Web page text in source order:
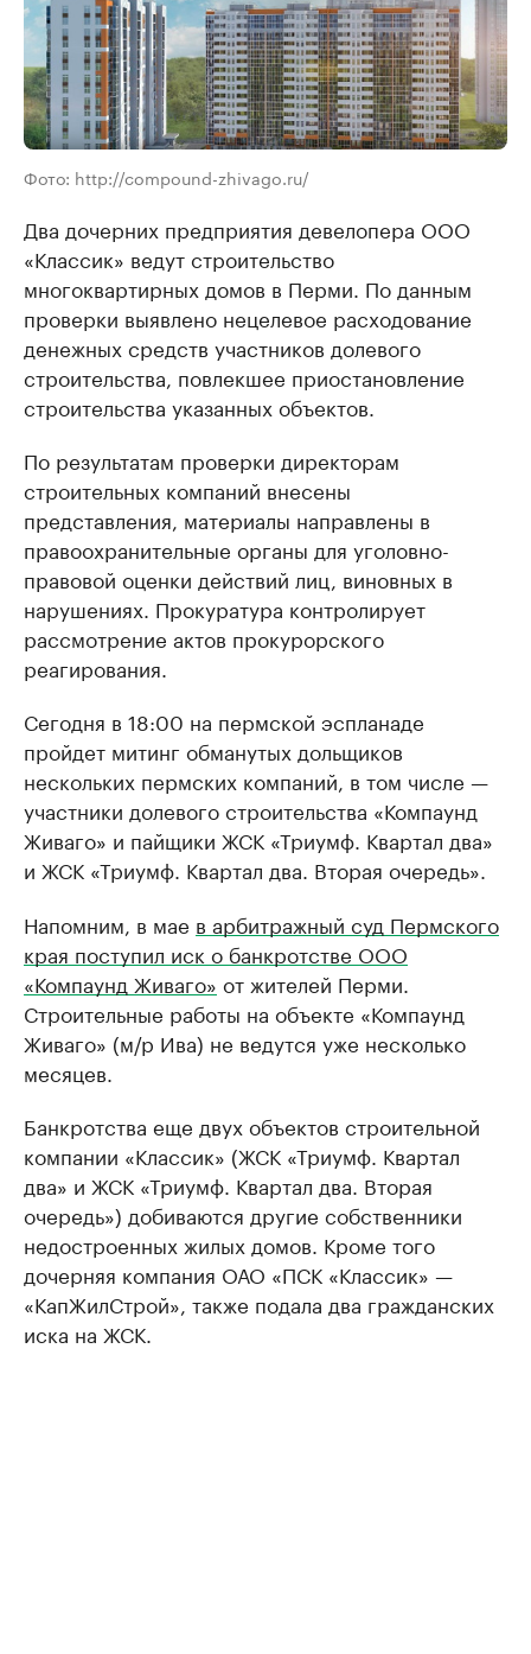
Фото: http://compound-zhivago.ru/
Два дочерних предприятия девелопера ООО
«Классик» ведут строительство
многоквартирных домов в Перми. По данным
проверки выявлено нецелевое расходование
денежных средств участников долевого
строительства, повлекшее приостановление
строительства указанных объектов.
По результатам проверки директорам
строительных компаний внесены
представления, материалы направлены в
правоохранительные органы для уголовно-
правовой оценки действий лиц, виновных в
нарушениях. Прокуратура контролирует
рассмотрение актов прокурорского
реагирования.
Сегодня в 18:00 на пермской эспланаде
пройдет митинг обманутых дольщиков
нескольких пермских компаний, в том числе —
участники долевого строительства «Компаунд
Живаго» и пайщики ЖСК «Триумф. Квартал два»
и ЖСК «Триумф. Квартал два. Вторая очередь».
Напомним, в мае в арбитражный суд Пермского
края поступил иск о банкротстве ООО
«Компаунд Живаго» от жителей Перми.
Строительные работы на объекте «Компаунд
Живаго» (м/р Ива) не ведутся уже несколько
месяцев.
Банкротства еще двух объектов строительной
компании «Классик» (ЖСК «Триумф. Квартал
два» и ЖСК «Триумф. Квартал два. Вторая
очередь») добиваются другие собственники
недостроенных жилых домов. Кроме того
дочерняя компания ОАО «ПСК «Классик» —
«КапЖилСтрой», также подала два гражданских
иска на ЖСК.